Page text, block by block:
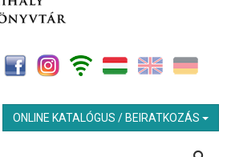
ONLINE KATALÓGUS / BEIRATKOZÁS